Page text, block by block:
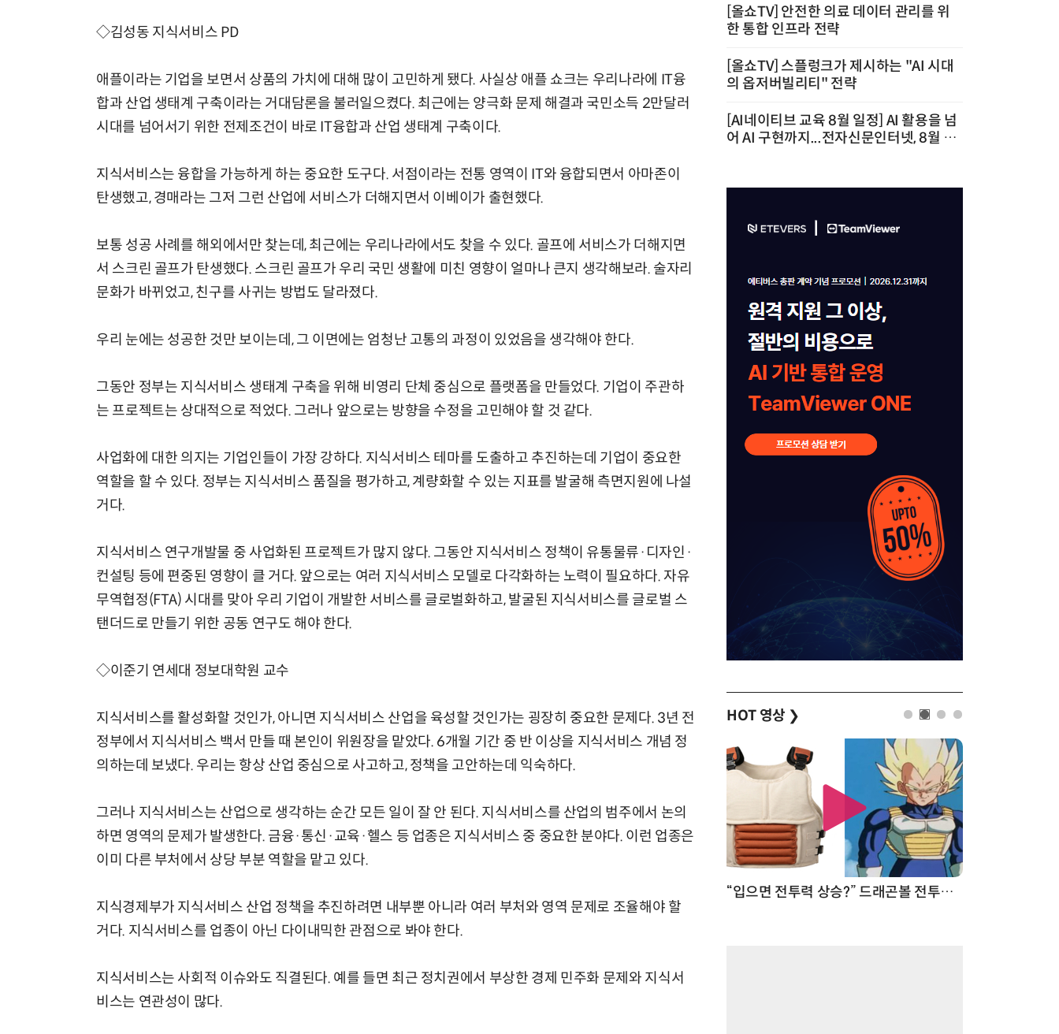
◇김성동 지식서비스 PD
애플이라는 기업을 보면서 상품의 가치에 대해 많이 고민하게 됐다. 사실상 애플 쇼크는 우리나라에 IT융
합과 산업 생태계 구축이라는 거대담론을 불러일으켰다. 최근에는 양극화 문제 해결과 국민소득 2만달러
시대를 넘어서기 위한 전제조건이 바로 IT융합과 산업 생태계 구축이다.
지식서비스는 융합을 가능하게 하는 중요한 도구다. 서점이라는 전통 영역이 IT와 융합되면서 아마존이
탄생했고, 경매라는 그저 그런 산업에 서비스가 더해지면서 이베이가 출현했다.
보통 성공 사례를 해외에서만 찾는데, 최근에는 우리나라에서도 찾을 수 있다. 골프에 서비스가 더해지면
서 스크린 골프가 탄생했다. 스크린 골프가 우리 국민 생활에 미친 영향이 얼마나 큰지 생각해보라. 술자리
문화가 바뀌었고, 친구를 사귀는 방법도 달라졌다.
우리 눈에는 성공한 것만 보이는데, 그 이면에는 엄청난 고통의 과정이 있었음을 생각해야 한다.
그동안 정부는 지식서비스 생태계 구축을 위해 비영리 단체 중심으로 플랫폼을 만들었다. 기업이 주관하
는 프로젝트는 상대적으로 적었다. 그러나 앞으로는 방향을 수정을 고민해야 할 것 같다.
사업화에 대한 의지는 기업인들이 가장 강하다. 지식서비스 테마를 도출하고 추진하는데 기업이 중요한
역할을 할 수 있다. 정부는 지식서비스 품질을 평가하고, 계량화할 수 있는 지표를 발굴해 측면지원에 나설
거다.
지식서비스 연구개발물 중 사업화된 프로젝트가 많지 않다. 그동안 지식서비스 정책이 유통물류·디자인·
컨설팅 등에 편중된 영향이 클 거다. 앞으로는 여러 지식서비스 모델로 다각화하는 노력이 필요하다. 자유
무역협정(FTA) 시대를 맞아 우리 기업이 개발한 서비스를 글로벌화하고, 발굴된 지식서비스를 글로벌 스
탠더드로 만들기 위한 공동 연구도 해야 한다.
◇이준기 연세대 정보대학원 교수
지식서비스를 활성화할 것인가, 아니면 지식서비스 산업을 육성할 것인가는 굉장히 중요한 문제다. 3년 전
정부에서 지식서비스 백서 만들 때 본인이 위원장을 맡았다. 6개월 기간 중 반 이상을 지식서비스 개념 정
의하는데 보냈다. 우리는 항상 산업 중심으로 사고하고, 정책을 고안하는데 익숙하다.
그러나 지식서비스는 산업으로 생각하는 순간 모든 일이 잘 안 된다. 지식서비스를 산업의 범주에서 논의
하면 영역의 문제가 발생한다. 금융·통신·교육·헬스 등 업종은 지식서비스 중 중요한 분야다. 이런 업종은
이미 다른 부처에서 상당 부분 역할을 맡고 있다.
지식경제부가 지식서비스 산업 정책을 추진하려면 내부뿐 아니라 여러 부처와 영역 문제로 조율해야 할
거다. 지식서비스를 업종이 아닌 다이내믹한 관점으로 봐야 한다.
지식서비스는 사회적 이슈와도 직결된다. 예를 들면 최근 정치권에서 부상한 경제 민주화 문제와 지식서
비스는 연관성이 많다.
[올쇼TV] 안전한 의료 데이터 관리를 위
한 통합 인프라 전략
[올쇼TV] 스플렁크가 제시하는 "AI 시대
의 옵저버빌리티" 전략
[AI네이티브 교육 8월 일정] AI 활용을 넘
어 AI 구현까지...전자신문인터넷, 8월 실
HOT 영상 ❯
“입으면 전투력 상승?” 드래곤볼 전투복 닮은 중량조끼